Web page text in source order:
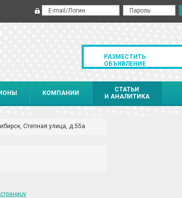
РАЗМЕСТИТЬ
ОБЪЯВЛЕНИЕ
КОМПАНИИ
СТАТЬИ
И АНАЛИТИКА
Степная улица, д.55а